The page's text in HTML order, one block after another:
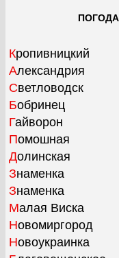
Кропивницкий
Александрия
Светловодск
Бобринец
Гайворон
Помошная
Долинская
Знаменка
Знаменка
Малая Виска
Новомиргород
Новоукраинка